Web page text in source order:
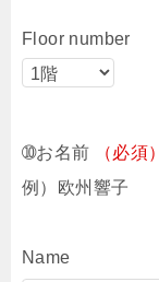
Floor number
➉お名前
（必須）
例）欧州響子
Name